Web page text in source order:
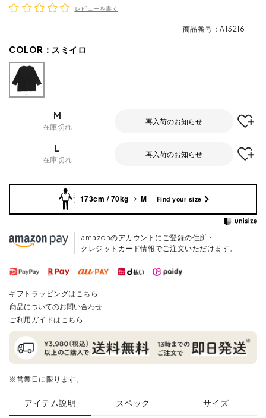
レビューを書く
商品番号 A13216
COLOR： スミイロ
M
在庫切れ
再入荷のお知らせ
L
在庫切れ
再入荷のお知らせ
173cm / 70kg M Find your size
amazonのアカウントにご登録の住所・
クレジットカード情報でご注文いただけます。
ギフトラッピングはこちら
商品についてのお問い合わせ
ご利用ガイドはこちら
※営業日に限ります。
アイテム説明 スペック サイズ